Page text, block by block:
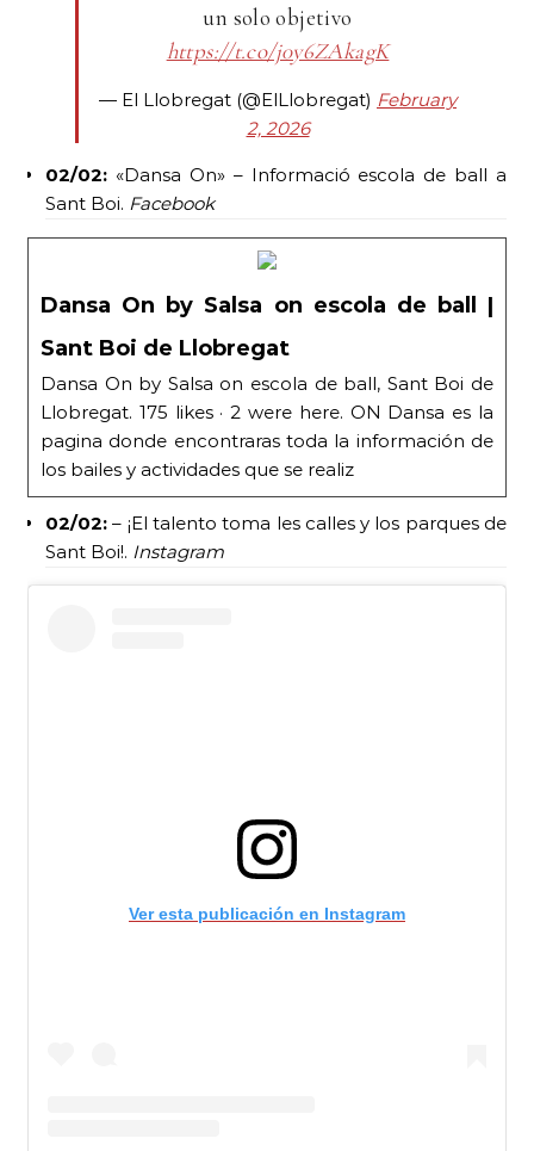
un solo objetivo
https://t.co/j0y6ZAkagK
— El Llobregat (@ElLlobregat) February
2, 2026
02/02: «Dansa On» – Informació escola de ball a
Sant Boi. Facebook
Dansa On by Salsa on escola de ball |
Sant Boi de Llobregat
Dansa On by Salsa on escola de ball, Sant Boi de
Llobregat. 175 likes · 2 were here. ON Dansa es la
pagina donde encontraras toda la información de
los bailes y actividades que se realiz
02/02: – ¡El talento toma les calles y los parques de
Sant Boi!. Instagram
Ver esta publicación en Instagram